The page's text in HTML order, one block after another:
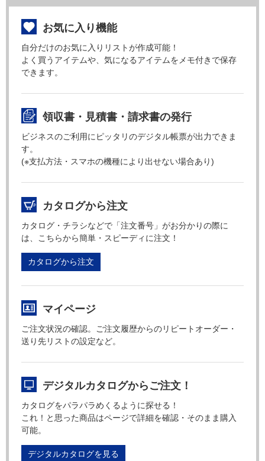
お気に入り機能
自分だけのお気に入りリストが作成可能！
よく買うアイテムや、気になるアイテムをメモ付きで保存
できます。
領収書・見積書・請求書の発行
ビジネスのご利用にピッタリのデジタル帳票が出力できま
す。
(※支払方法・スマホの機種により出せない場合あり)
カタログから注文
カタログ・チラシなどで「注文番号」がお分かりの際に
は、こちらから簡単・スピーディに注文！
カタログから注文
マイページ
ご注文状況の確認。ご注文履歴からのリピートオーダー・
送り先リストの設定など。
デジタルカタログからご注文！
カタログをパラパラめくるように探せる！
これ！と思った商品はページで詳細を確認・そのまま購入
可能。
デジタルカタログを見る